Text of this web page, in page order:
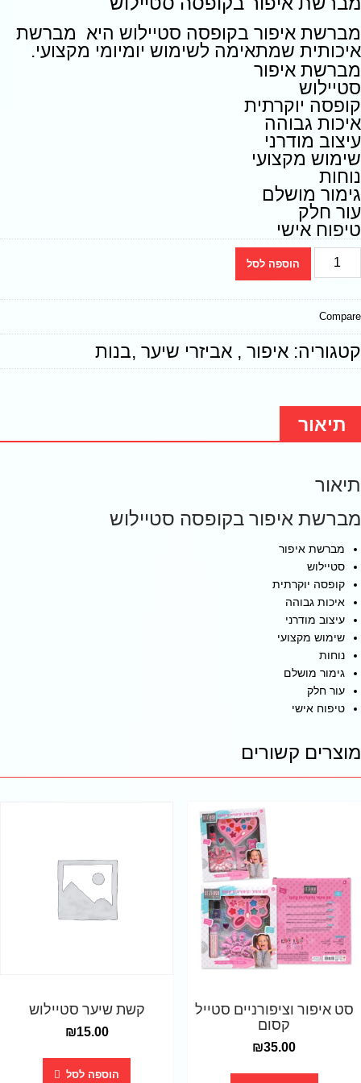
מברשת איפור בקופסה סטיילוש היא מברשת
איכותית שמתאימה לשימוש יומיומי מקצועי.
מברשת איפור
סטיילוש
קופסה יוקרתית
איכות גבוהה
עיצוב מודרני
שימוש מקצועי
נוחות
גימור מושלם
עור חלק
טיפוח אישי
הוספה לסל
Compare
קטגוריה: איפור , אביזרי שיער ,בנות
תיאור
תיאור
מברשת איפור בקופסה סטיילוש
מברשת איפור
סטיילוש
קופסה יוקרתית
איכות גבוהה
עיצוב מודרני
שימוש מקצועי
נוחות
גימור מושלם
עור חלק
טיפוח אישי
מוצרים קשורים
סט איפור וציפורניים סטייל
קסום
₪35.00
קשת שיער סטיילוש
₪15.00
הוספה לסל